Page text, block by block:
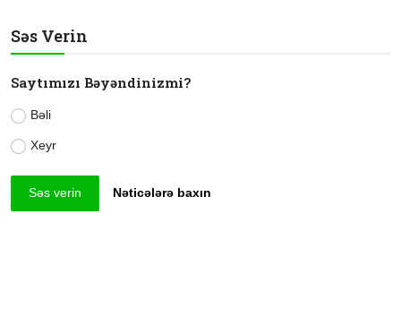
Səs Verin
Saytımızı Bəyəndinizmi?
Bəli
Xeyr
Səs verin Nəticələrə baxın